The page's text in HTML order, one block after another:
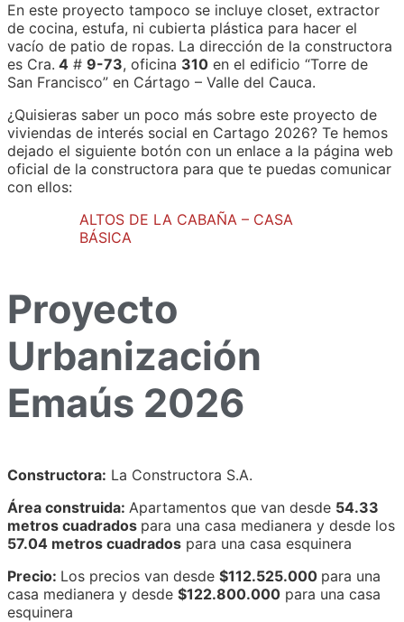
En este proyecto tampoco se incluye closet, extractor
de cocina, estufa, ni cubierta plástica para hacer el
vacío de patio de ropas. La dirección de la constructora
es Cra. 4 # 9-73, oficina 310 en el edificio “Torre de
San Francisco” en Cártago – Valle del Cauca.
¿Quisieras saber un poco más sobre este proyecto de
viviendas de interés social en Cartago 2026? Te hemos
dejado el siguiente botón con un enlace a la página web
oficial de la constructora para que te puedas comunicar
con ellos:
ALTOS DE LA CABAÑA – CASA
BÁSICA
Proyecto
Urbanización
Emaús 2026
Constructora: La Constructora S.A.
Área construida: Apartamentos que van desde 54.33
metros cuadrados para una casa medianera y desde los
57.04 metros cuadrados para una casa esquinera
Precio: Los precios van desde $112.525.000 para una
casa medianera y desde $122.800.000 para una casa
esquinera